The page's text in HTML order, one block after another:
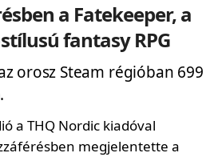
a Fatekeeper, a
fantasy RPG
orosz Steam régióban 699
a THQ Nordic kiadóval
megjelentette a